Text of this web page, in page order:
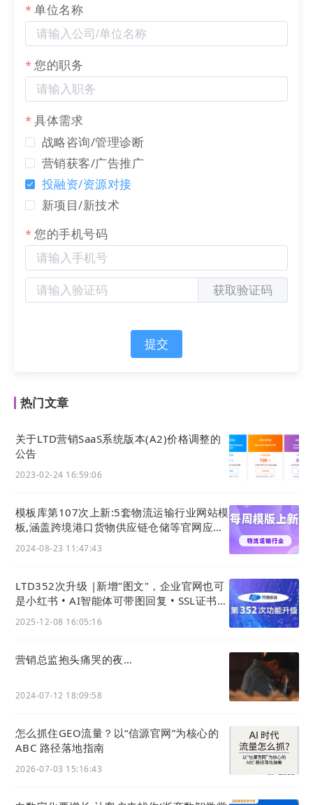
复：
单位名称
您的职务
具体需求
战略咨询/管理诊断
营销获客/广告推广
投融资/资源对接
新项目/新技术
您的手机号码
获取验证码
提交
热门文章
关于LTD营销SaaS系统版本(A2)价格调整的
公告
2023-02-24 16:59:06
模板库第107次上新:5套物流运输行业网站模
板,涵盖跨境港口货物供应链仓储等官网应用
2024-08-23 11:47:43
LTD352次升级 |新增"图文"，企业官网也可
是小红书 • AI智能体可带图回复 • SSL证书配
2025-12-08 16:05:16
营销总监抱头痛哭的夜…
2024-07-12 18:09:58
怎么抓住GEO流量？以“信源官网”为核心的
ABC 路径落地指南
2026-07-03 15:16:43